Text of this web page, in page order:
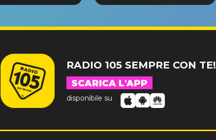
RADIO 105 SEMPRE CON TE!
SCARICA L'APP
disponibile su